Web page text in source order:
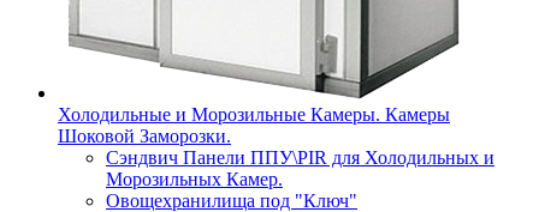
Холодильные и Морозильные Камеры. Камеры
Шоковой Заморозки.
Сэндвич Панели ППУ\PIR для Холодильных и
Морозильных Камер.
Овощехранилища под "Ключ"